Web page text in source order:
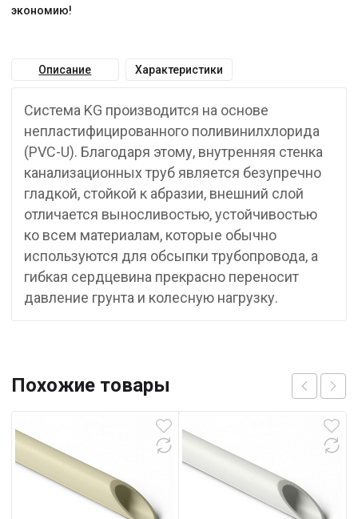
экономию!
Описание Характеристики
Система KG производится на основе
непластифицированного поливинилхлорида
(PVC-U). Благодаря этому, внутренняя стенка
канализационных труб является безупречно
гладкой, стойкой к абразии, внешний слой
отличается выносливостью, устойчивостью
ко всем материалам, которые обычно
используются для обсыпки трубопровода, а
гибкая сердцевина прекрасно переносит
давление грунта и колесную нагрузку.
Похожие товары